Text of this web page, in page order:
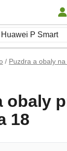
/ Puzdra a obaly
obaly
18